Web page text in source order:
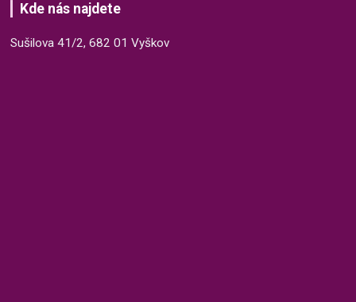
Kde nás najdete
Sušilova 41/2, 682 01 Vyškov